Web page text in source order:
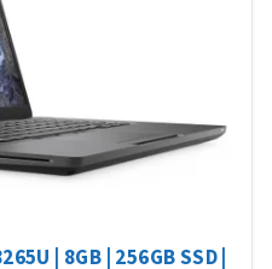
| 8GB | 256GB SSD |